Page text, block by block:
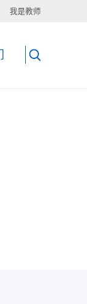
我是教师